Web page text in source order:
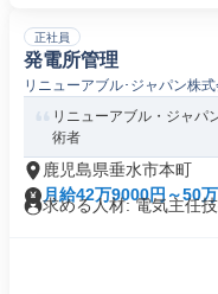
正社員
発電所管理
リニューアブル･ジャパン株式
リニューアブル・ジャパ
術者
鹿児島県垂水市本町
月給42万9000円～50
求める人材: 電気主任